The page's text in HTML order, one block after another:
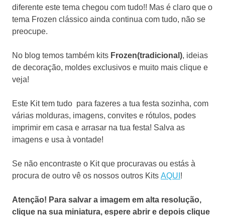
diferente este tema chegou com tudo!! Mas é claro que o
tema Frozen clássico ainda continua com tudo, não se
preocupe.
No blog temos também kits Frozen(tradicional), ideias
de decoração, moldes exclusivos e muito mais clique e
veja!
Este Kit tem tudo para fazeres a tua festa sozinha, com
várias molduras, imagens, convites e rótulos, podes
imprimir em casa e arrasar na tua festa! Salva as
imagens e usa à vontade!
Se não encontraste o Kit que procuravas ou estás à
procura de outro vê os nossos outros Kits AQUI !
Atenção! Para salvar a imagem em alta resolução,
clique na sua miniatura, espere abrir e depois clique